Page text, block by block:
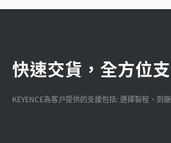
快速交貨，全方位
KEYENCE為客戸提供的支援包括: 選擇製程、到